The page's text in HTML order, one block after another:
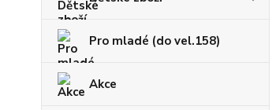
Pro mladé (do vel.158)
Akce